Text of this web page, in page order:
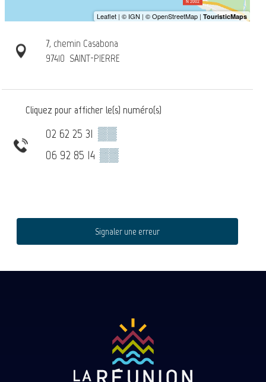
7, chemin Casabona
97410 SAINT-PIERRE
Cliquez pour afficher le(s) numéro(s)
02 62 25 31 ▒▒
06 92 85 14 ▒▒
Signaler une erreur